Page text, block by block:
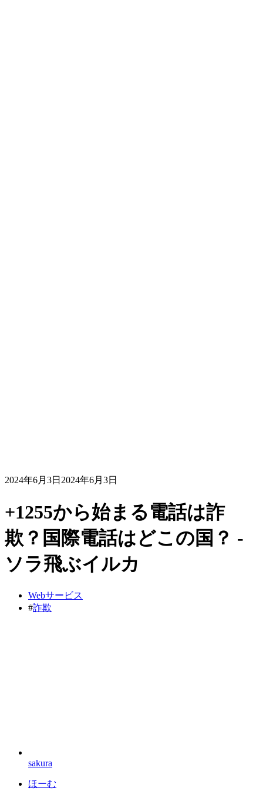
2024年6月3日 2024年6月3日
+1255から始まる電話は詐
欺？国際電話はどこの国？ -
ソラ飛ぶイルカ
Webサービス
#詐欺
sakura
ほーむ